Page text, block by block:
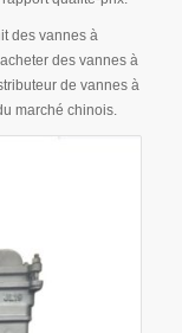
des vannes à
des vannes à
de vannes à
marché chinois.